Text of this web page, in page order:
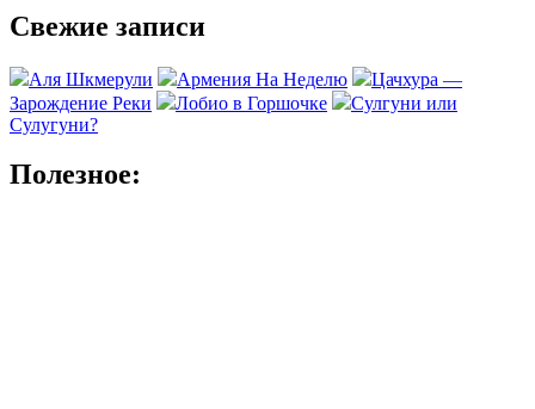
Свежие записи
Аля Шкмерули Армения На Неделю
Цачхура —
Зарождение Реки
Лобио в Горшочке
Сулгуни или
Сулугуни?
Полезное: